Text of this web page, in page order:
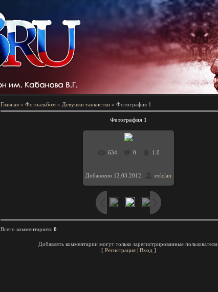
Главная » Фотоальбом » Девушки танкистки » Фотография 1
Фотография 1
В реальном размере
1440x900/ 706.8Kb
634 0 1.0
Добавлено 12.03.2012 exlclan
Всего комментариев: 0
Добавлять комментарии могут только зарегистрированные пользователи.
[ Регистрация| Вход ]